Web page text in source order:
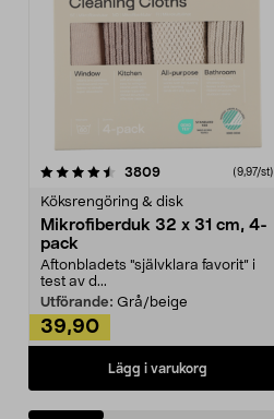
3809recensioner (9,97/st)
Köksrengöring & disk
Mikrofiberduk 32 x 31 cm, 4-
pack
Aftonbladets "självklara favorit” i
test av d...
Utförande: Grå/beige
39,90
Lägg i varukorg
4.0av 5 stjärnor